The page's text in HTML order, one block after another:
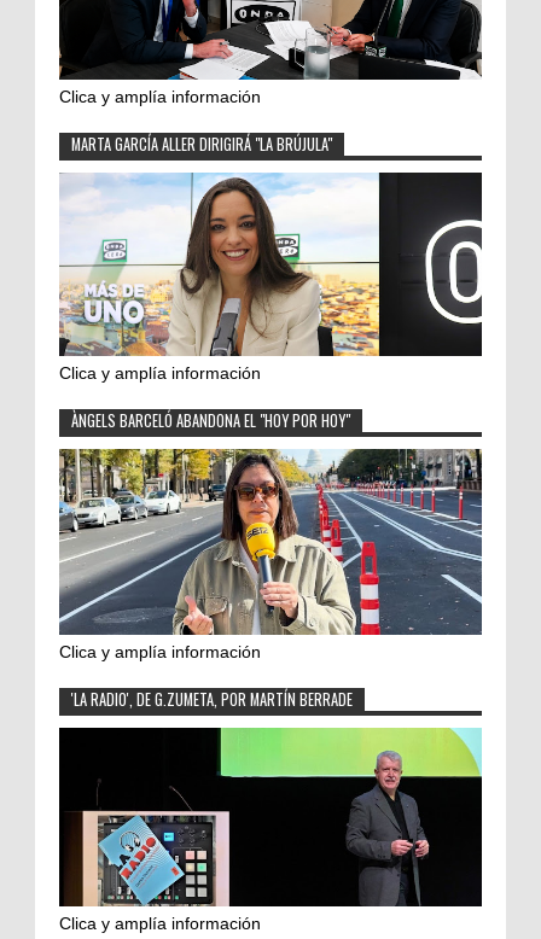
Clica y amplía información
MARTA GARCÍA ALLER DIRIGIRÁ "LA BRÚJULA"
Clica y amplía información
ÀNGELS BARCELÓ ABANDONA EL "HOY POR HOY"
Clica y amplía información
'LA RADIO', DE G.ZUMETA, POR MARTÍN BERRADE
Clica y amplía información